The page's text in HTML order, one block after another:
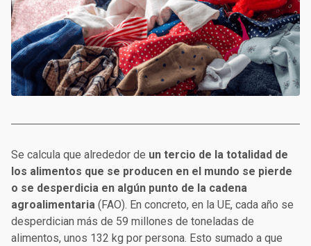
Se calcula que alrededor de un tercio de la totalidad de
los alimentos que se producen en el mundo se pierde
o se desperdicia en algún punto de la cadena
agroalimentaria (FAO). En concreto, en la UE, cada año se
desperdician más de 59 millones de toneladas de
alimentos, unos 132 kg por persona. Esto sumado a que